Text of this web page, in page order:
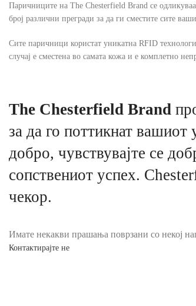
Паричниците на The Chesterfield Brand се
број различни прегради за да ги сместите сите
Сите паричници користат уникатна RFID
случај е сместена во самата кожа и е комплетно
The Chesterfield Brand
за да го поттикнат вашиот
добро, чувствувајте се
сопствениот успех.
чекор.
Имате некакви прашања поврзани со некој
Контактирајте не